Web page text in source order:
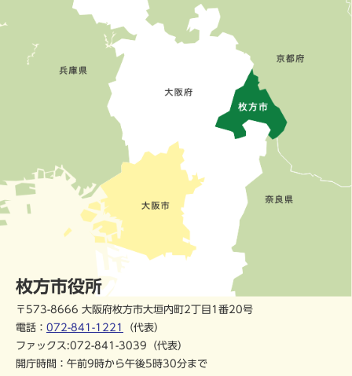
枚方市役所
〒573-8666 大阪府枚方市大垣内町2丁目1番20号
電話： 072-841-1221
（代表）
ファックス:072-841-3039（代表）
開庁時間：午前9時から午後5時30分まで